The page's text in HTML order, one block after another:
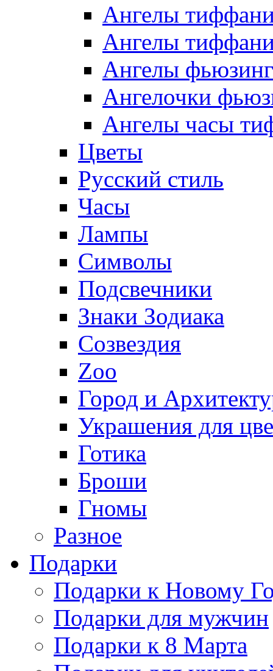
Ангелы
Ангелы
Ангелы фьюзинг
Ангелочки
Ангелы часы
Цветы
Русский стиль
Часы
Лампы
Символы
Подсвечники
Знаки Зодиака
Созвездия
Zoo
Город и
Украшения для
Готика
Броши
Гномы
Разное
Подарки
Подарки к Новому
Подарки для мужчин
Подарки к 8 Марта